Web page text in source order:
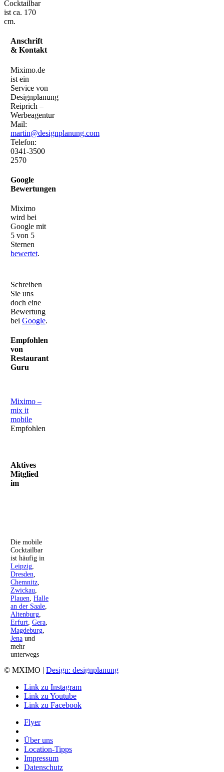
Cocktailbar
ist ca. 170
cm.
Anschrift
& Kontakt
Miximo.de
ist ein
Service von
Designplanung
Reiprich –
Werbeagentur
Mail:
martin@designplanung.com
Telefon:
0341-3500
2570
Google
Bewertungen
Miximo
wird bei
Google mit
5 von 5
Sternen
bewertet.
Schreiben
Sie uns
doch eine
Bewertung
bei Google.
Empfohlen
von
Restaurant
Guru
Miximo –
mix it
mobile
Empfohlen
Aktives
Mitglied
im
Die mobile
Cocktailbar
ist häufig in
Leipzig,
Dresden,
Chemnitz,
Zwickau,
Plauen, Halle
an der Saale,
Altenburg,
Erfurt, Gera,
Magdeburg,
Jenaund
mehr
unterwegs
© MXIMO | Design: designplanung
Link zu Instagram
Link zu Youtube
Link zu Facebook
Flyer
Über uns
Location-Tipps
Impressum
Datenschutz